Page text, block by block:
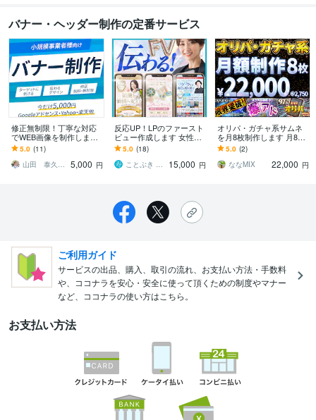
バナー・ヘッダー制作の定番サービス
修正無制限！丁寧な対応
でWEB画像を制作します
丸投げOK！広告用バナー
画像作ります
5.0 (11)
山田 泰久＠赤提灯デザイン事務所
5,000 円
反応UP！LPのファースト
ビュー作成します 女性向
けLP・HPのWeb画像を作
ります
5.0 (18)
ことぶき Graphics
15,000 円
オリパ・ガチャ系サムネ
を月8枚制作します 月8枚
の継続サムネ制作に対応
します
5.0 (2)
ななMIX
22,000 円
ご利用ガイド
サービスの出品、購入、取引の流れ、お支払い方法・手数料
や、ココナラを安心・安全に使って頂くための制度やマナー
など、ココナラの使い方はこちら。
お支払い方法